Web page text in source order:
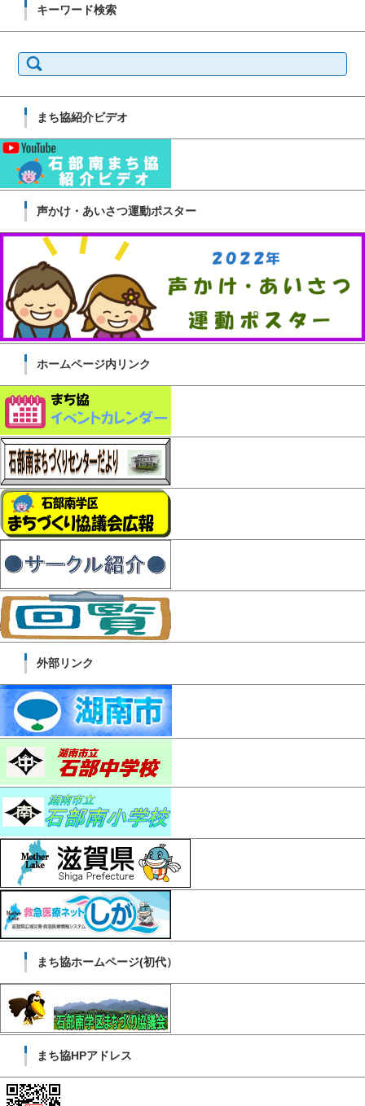
キーワード検索
索:
まち協紹介ビデオ
声かけ・あいさつ運動ポスター
ホームページ内リンク
外部リンク
まち協ホームページ(初代）
まち協HPアドレス